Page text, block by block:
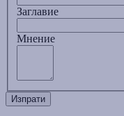
Заглавиe
Мнение
Изпрати